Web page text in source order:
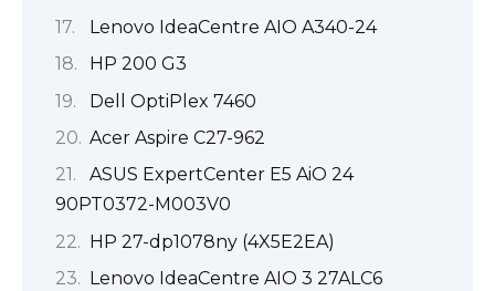
Lenovo IdeaCentre AIO A340-24
HP 200 G3
Dell OptiPlex 7460
Acer Aspire C27-962
ASUS ExpertCenter E5 AiO 24
90PT0372-M003V0
HP 27-dp1078ny (4X5E2EA)
Lenovo IdeaCentre AIO 3 27ALC6